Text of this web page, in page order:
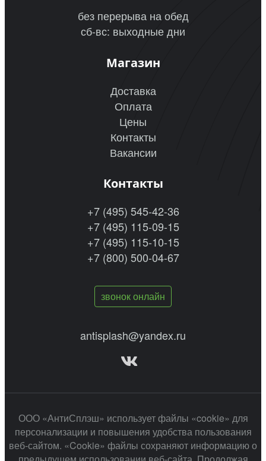
без перерыва на обед
сб-вс: выходные дни
Магазин
Доставка
Оплата
Цены
Контакты
Вакансии
Контакты
+7 (495) 545-42-36
+7 (495) 115-09-15
+7 (495) 115-10-15
+7 (800) 500-04-67
звонок онлайн
antisplash@yandex.ru
ООО «АнтиСплэш» использует файлы «cookie» для
персонализации и повышения удобства пользования
веб-сайтом. «Cookie» файлы сохраняют информацию о